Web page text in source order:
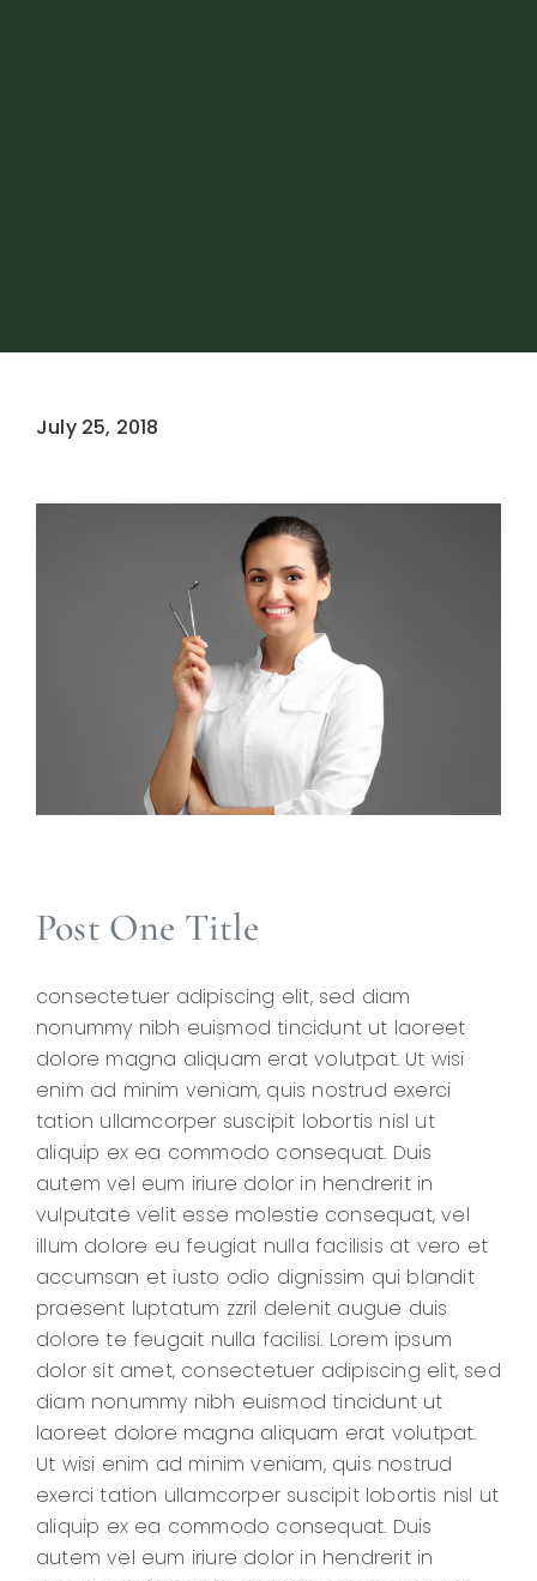
July 25, 2018
Post One Title
consectetuer adipiscing elit, sed diam
nonummy nibh euismod tincidunt ut laoreet
dolore magna aliquam erat volutpat. Ut wisi
enim ad minim veniam, quis nostrud exerci
tation ullamcorper suscipit lobortis nisl ut
aliquip ex ea commodo consequat. Duis
autem vel eum iriure dolor in hendrerit in
vulputate velit esse molestie consequat, vel
illum dolore eu feugiat nulla facilisis at vero et
accumsan et iusto odio dignissim qui blandit
praesent luptatum zzril delenit augue duis
dolore te feugait nulla facilisi. Lorem ipsum
dolor sit amet, consectetuer adipiscing elit, sed
diam nonummy nibh euismod tincidunt ut
laoreet dolore magna aliquam erat volutpat.
Ut wisi enim ad minim veniam, quis nostrud
exerci tation ullamcorper suscipit lobortis nisl ut
aliquip ex ea commodo consequat. Duis
autem vel eum iriure dolor in hendrerit in